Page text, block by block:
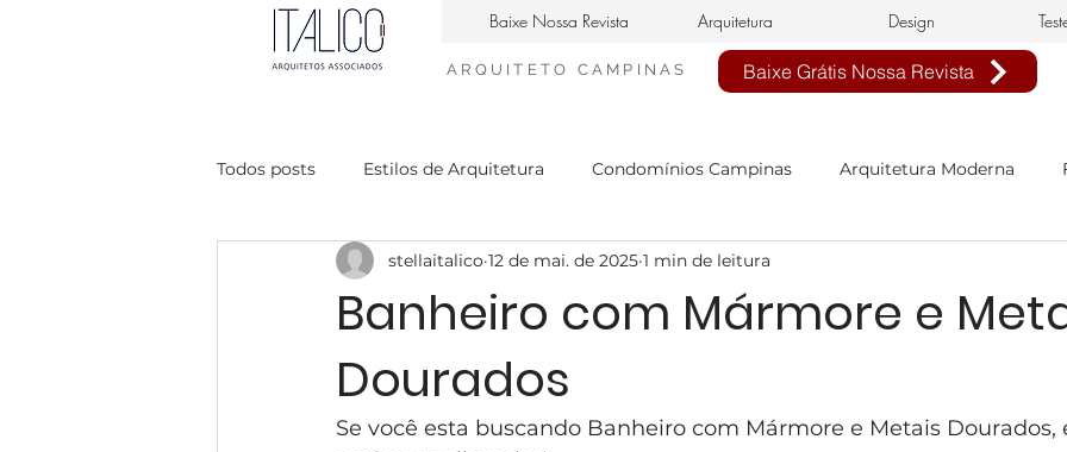
Baixe Nossa Revista Arquitetura Design
ARQUITETO CAMPINAS Baixe Grátis Nossa Revista
Todos posts Estilos de Arquitetura Condomínios Campinas Arquitetura Moderna
Casa Contemporanea Engenheiro Civil em Campinas
interiores neiclássico design de interiores
Banheiro com Mármore e
Dourados
stellaitalico 12 de mai. de 2025 1 min de leitura
Se você esta buscando Banheiro com Mármore e Metais Dourados,